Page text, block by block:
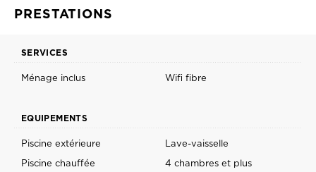
PRESTATIONS
SERVICES
Ménage inclus Wifi fibre
EQUIPEMENTS
Piscine extérieure
Lave-vaisselle
Piscine chauffée
4 chambres et plus